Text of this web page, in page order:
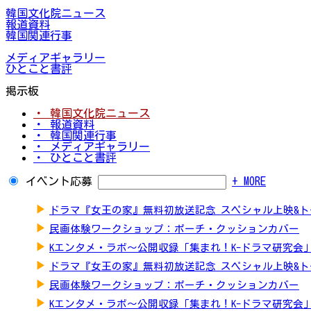
韓国文化院ニュース
報道資料
韓国関連行事
メディアギャラリー
ひとこと書評
掲示板
・ 韓国文化院ニュース
・ 報道資料
・ 韓国関連行事
・ メディアギャラリー
・ ひとこと書評
イベント応募 + MORE
▶ ドラマ『女王の家』無料初放送記念 スペシャル上映&
▶ 民画体験ワークショップ：ポーチ・クッションカバー
▶ Kエンタメ・ラボ～公開収録「集まれ！K-ドラマ研究会」
▶ ドラマ『女王の家』無料初放送記念 スペシャル上映&
▶ 民画体験ワークショップ：ポーチ・クッションカバー
▶ Kエンタメ・ラボ～公開収録「集まれ！K-ドラマ研究会」